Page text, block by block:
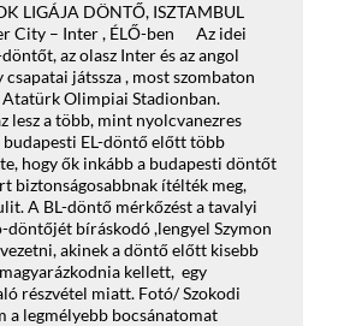
LIGÁJA DÖNTŐ, ISZTAMBUL
City – Inter , ÉLŐ-ben Az idei
az olasz Inter és az angol
játssza , most szombaton
Atatürk Olimpiai Stadionban.
lesz a több, mint nyolcvanezres
budapesti EL-döntő előtt több
hogy ők inkább a budapesti döntőt
biztonságosabbnak ítélték meg,
A BL-döntő mérkőzést a tavalyi
döntőjét bíráskodó ,lengyel Szymon
akinek a döntő előtt kisebb
kellett, egy
részvétel miatt. Fotó/ Szokodi
a legmélyebb bocsánatomat